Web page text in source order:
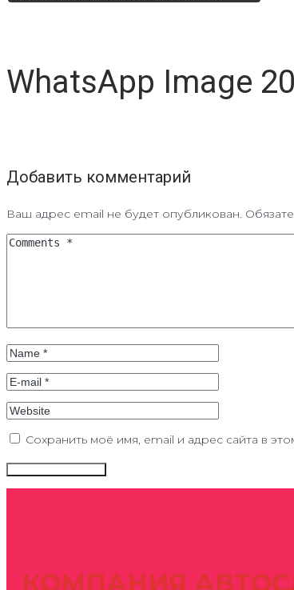
WhatsApp Image
Добавить комментарий
Ваш адрес email не будет опубликован.
Сохранить моё имя, email и адрес сайта в
КОМПАНИЯ